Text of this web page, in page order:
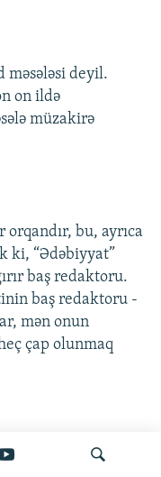
məsələsi deyil.
on ildə
müzakirə
orqandır, bu, ayrıca
ki, “Ədəbiyyat”
baş redaktoru.
baş redaktoru -
mən onun
çap olunmaq